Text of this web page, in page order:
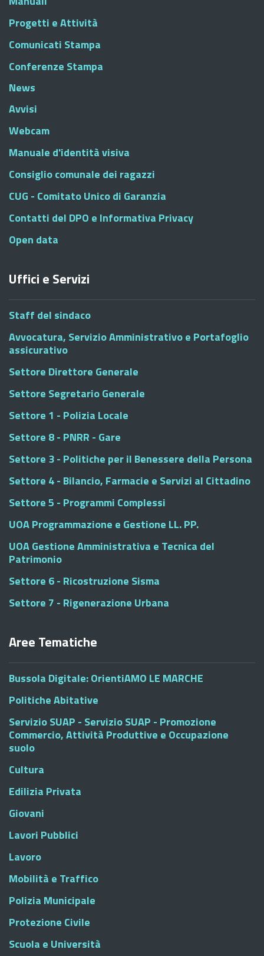
Progetti e Attività
Comunicati Stampa
Conferenze Stampa
News
Avvisi
Webcam
Manuale d'identità visiva
Consiglio comunale dei ragazzi
CUG - Comitato Unico di Garanzia
Contatti del DPO e Informativa Privacy
Open data
Uffici e Servizi
Staff del sindaco
Avvocatura, Servizio Amministrativo e Portafoglio
assicurativo
Settore Direttore Generale
Settore Segretario Generale
Settore 1 - Polizia Locale
Settore 8 - PNRR - Gare
Settore 3 - Politiche per il Benessere della Persona
Settore 4 - Bilancio, Farmacie e Servizi al Cittadino
Settore 5 - Programmi Complessi
UOA Programmazione e Gestione LL. PP.
UOA Gestione Amministrativa e Tecnica del
Patrimonio
Settore 6 - Ricostruzione Sisma
Settore 7 - Rigenerazione Urbana
Aree Tematiche
Bussola Digitale: OrientiAMO LE MARCHE
Politiche Abitative
Servizio SUAP - Servizio SUAP - Promozione
Commercio, Attività Produttive e Occupazione
suolo
Cultura
Edilizia Privata
Giovani
Lavori Pubblici
Lavoro
Mobilità e Traffico
Polizia Municipale
Protezione Civile
Scuola e Università